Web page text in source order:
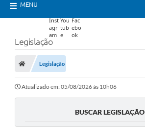
MENU
Legislação
Legislação
Atualizado em: 05/08/2026 às 10h06
BUSCAR LEGISLAÇÃO